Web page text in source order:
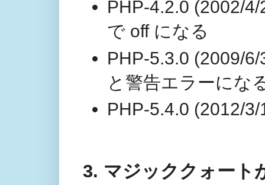
PHP-4.2.0 (2002/
で off になる
PHP-5.3.0 (2009/
と警告エラーにな
PHP-5.4.0 (2012/
3. マジッククォート